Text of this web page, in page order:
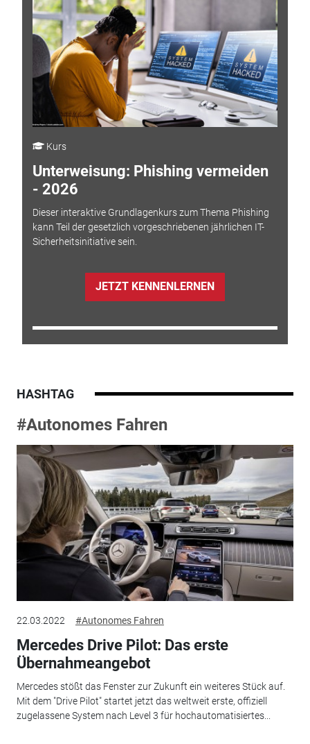
Kurs
Unterweisung: Phishing vermeiden
- 2026
Dieser interaktive Grundlagenkurs zum Thema Phishing
kann Teil der gesetzlich vorgeschriebenen jährlichen IT-
Sicherheitsinitiative sein.
JETZT KENNENLERNEN
HASHTAG
#Autonomes Fahren
22.03.2022 #Autonomes Fahren
Mercedes Drive Pilot: Das erste
Übernahmeangebot
Mercedes stößt das Fenster zur Zukunft ein weiteres Stück auf.
Mit dem "Drive Pilot" startet jetzt das weltweit erste, offiziell
zugelassene System nach Level 3 für hochautomatisiertes...